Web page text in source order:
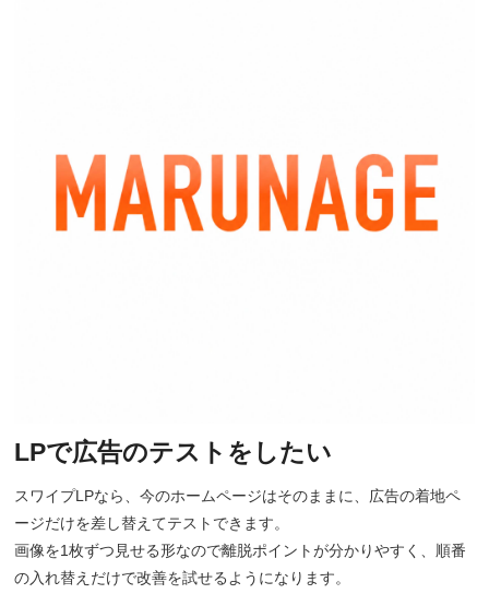
LPで広告のテストをしたい
スワイプLPなら、今のホームページはそのままに、広告の着地ペ
ージだけを差し替えてテストできます。
画像を1枚ずつ見せる形なので離脱ポイントが分かりやすく、順番
の入れ替えだけで改善を試せるようになります。